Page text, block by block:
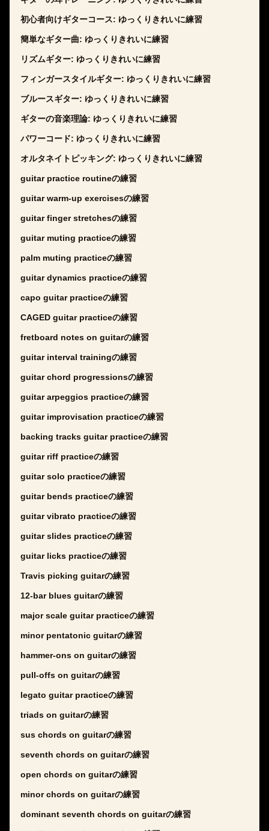
初心者向けギターコース: ゆっくりきれいに練習
簡単なギター曲: ゆっくりきれいに練習
リズムギター: ゆっくりきれいに練習
フィンガースタイルギター: ゆっくりきれいに練習
ブルースギター: ゆっくりきれいに練習
ギターの音楽理論: ゆっくりきれいに練習
パワーコード: ゆっくりきれいに練習
オルタネイトピッキング: ゆっくりきれいに練習
guitar practice routineの練習
guitar warm-up exercisesの練習
guitar finger stretchesの練習
guitar muting practiceの練習
palm muting practiceの練習
guitar dynamics practiceの練習
capo guitar practiceの練習
CAGED guitar practiceの練習
fretboard notes on guitarの練習
guitar interval trainingの練習
guitar chord progressionsの練習
guitar arpeggios practiceの練習
guitar improvisation practiceの練習
backing tracks guitar practiceの練習
guitar riff practiceの練習
guitar solo practiceの練習
guitar bends practiceの練習
guitar vibrato practiceの練習
guitar slides practiceの練習
guitar licks practiceの練習
Travis picking guitarの練習
12-bar blues guitarの練習
major scale guitar practiceの練習
minor pentatonic guitarの練習
hammer-ons on guitarの練習
pull-offs on guitarの練習
legato guitar practiceの練習
triads on guitarの練習
sus chords on guitarの練習
seventh chords on guitarの練習
open chords on guitarの練習
minor chords on guitarの練習
dominant seventh chords on guitarの練習